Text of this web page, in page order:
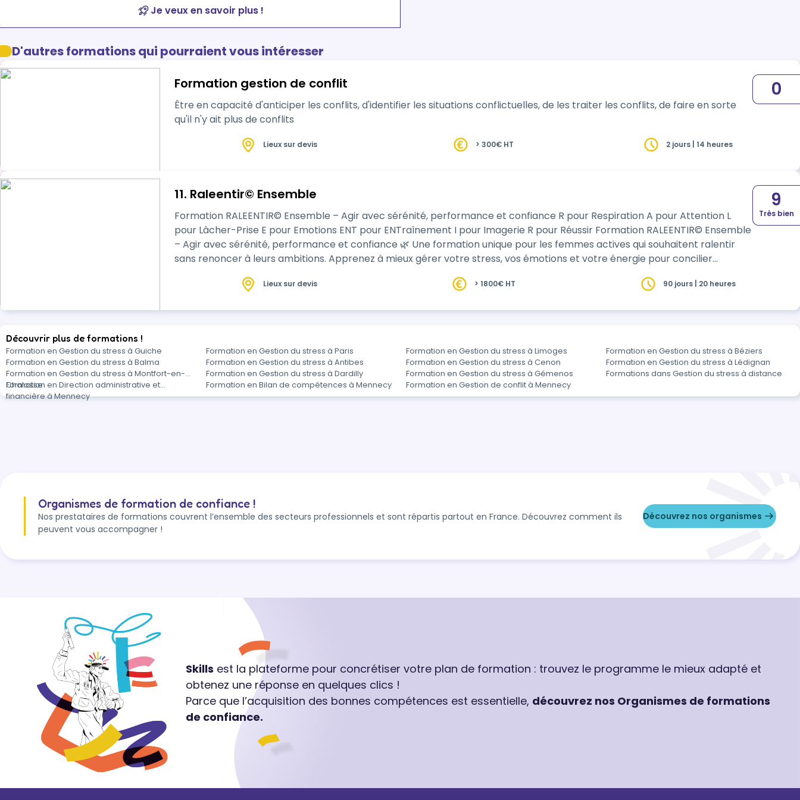
Je veux en savoir plus !
D'autres formations qui pourraient vous intéresser
Formation gestion de conflit
Être en capacité d'anticiper les conflits, d'identifier les situations conflictuelles, de les traiter les conflits, de faire en sorte
qu'il n'y ait plus de conflits
0
Lieux sur devis > 300€ HT 2 jours | 14 heures
11. Raleentir© Ensemble
Formation RALEENTIR© Ensemble – Agir avec sérénité, performance et confiance R pour Respiration A pour Attention L
pour Lâcher-Prise E pour Emotions ENT pour ENTraînement I pour Imagerie R pour Réussir Formation RALEENTIR© Ensemble
– Agir avec sérénité, performance et confiance 🌿 Une formation unique pour les femmes actives qui souhaitent ralentir
sans renoncer à leurs ambitions. Apprenez à mieux gérer votre stress, vos émotions et votre énergie pour concilier
9
Très bien
Lieux sur devis > 1800€ HT 90 jours | 20 heures
Découvrir plus de formations !
Formation en Gestion du stress à Guiche Formation en Gestion du stress à Paris Formation en Gestion du stress à Limoges
Formation en Gestion du stress à Béziers
Formation en Gestion du stress à Balma
Formation en Gestion du stress à Antibes Formation en Gestion du stress à Cenon
Formation en Gestion du stress à Lédignan
Formation en Gestion du stress à Montfort-en-
Chalosse
Formation en Gestion du stress à Dardilly Formation en Gestion du stress à Gémenos
Formations dans Gestion du stress à distance
Formation en Direction administrative et
financière à Mennecy
Formation en Bilan de compétences à Mennecy Formation en Gestion de conflit à Mennecy
Organismes de formation de confiance !
Nos prestataires de formations couvrent l’ensemble des secteurs professionnels et sont répartis partout en France. Découvrez comment ils
peuvent vous accompagner !
Découvrez nos organismes
Skills est la plateforme pour concrétiser votre plan de formation : trouvez le programme le mieux adapté et
obtenez une réponse en quelques clics !
Parce que l’acquisition des bonnes compétences est essentielle, découvrez nos Organismes de formations
de confiance.